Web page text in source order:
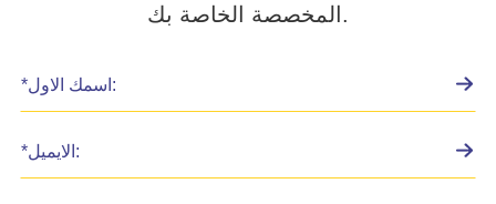
المخصصة الخاصة بك.